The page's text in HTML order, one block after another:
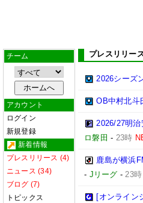
チーム
アカウント
ログイン
新規登録
新着情報
プレスリリース (4)
ニュース (34)
ブログ (7)
トピックス
プレスリリー
2026シーズ
OB中村北斗
2026/27明
ロ磐田 - 23時
鹿島が横浜
- Jリーグ -23時
[オンライン